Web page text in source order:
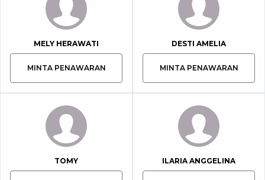
MELY HERAWATI
MINTA PENAWARAN
DESTI AMELIA
MINTA PENAWARAN
TOMY ILARIA ANGGELINA